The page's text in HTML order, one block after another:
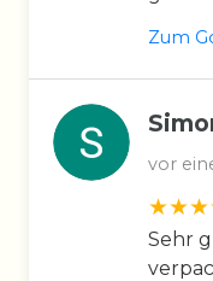
Zum
vor
Sehr